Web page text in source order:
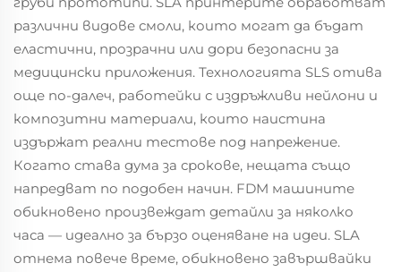
различни видове смоли, които могат да бъдат
еластични, прозрачни или дори безопасни за
медицински приложения. Технологията SLS отива
още по-далеч, работейки с издръжливи нейлони и
композитни материали, които наистина
издържат реални тестове под напрежение.
Когато става дума за срокове, нещата също
напредват по подобен начин. FDM машините
обикновено произвеждат детайли за няколко
часа — идеално за бързо оценяване на идеи. SLA
отнема повече време, обикновено завършвайки